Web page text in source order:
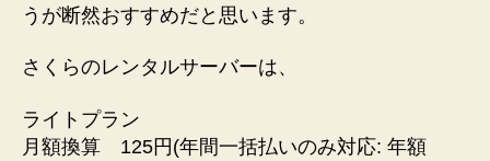
うが断然おすすめだと思います。
さくらのレンタルサーバーは、
ライトプラン
月額換算 125円(年間一括払いのみ対応: 年額